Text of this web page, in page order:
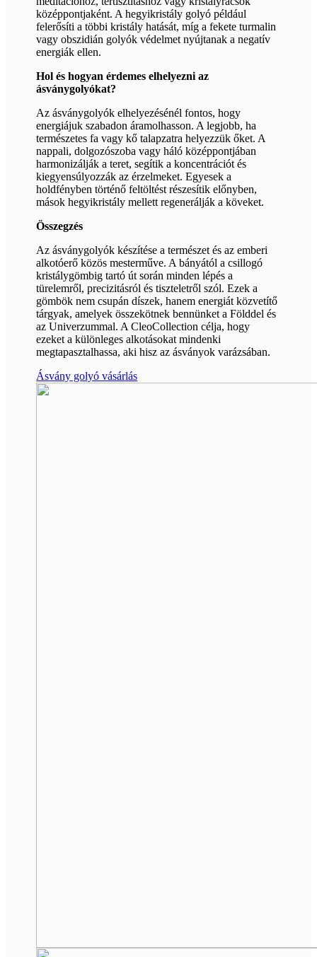
középpontjaként. A hegyikristály golyó például
felerősíti a többi kristály hatását, míg a fekete turmalin
vagy obszidián golyók védelmet nyújtanak a negatív
energiák ellen.
Hol és hogyan érdemes elhelyezni az
ásványgolyókat?
Az ásványgolyók elhelyezésénél fontos, hogy
energiájuk szabadon áramolhasson. A legjobb, ha
természetes fa vagy kő talapzatra helyezzük őket. A
nappali, dolgozószoba vagy háló középpontjában
harmonizálják a teret, segítik a koncentrációt és
kiegyensúlyozzák az érzelmeket. Egyesek a
holdfényben történő feltöltést részesítik előnyben,
mások hegyikristály mellett regenerálják a köveket.
Összegzés
Az ásványgolyók készítése a természet és az emberi
alkotóerő közös mesterműve. A bányától a csillogó
kristálygömbig tartó út során minden lépés a
türelemről, precizitásról és tiszteletről szól. Ezek a
gömbök nem csupán díszek, hanem energiát közvetítő
tárgyak, amelyek összekötnek bennünket a Földdel és
az Univerzummal. A CleoCollection célja, hogy
ezeket a különleges alkotásokat mindenki
megtapasztalhassa, aki hisz az ásványok varázsában.
Ásvány golyó vásárlás